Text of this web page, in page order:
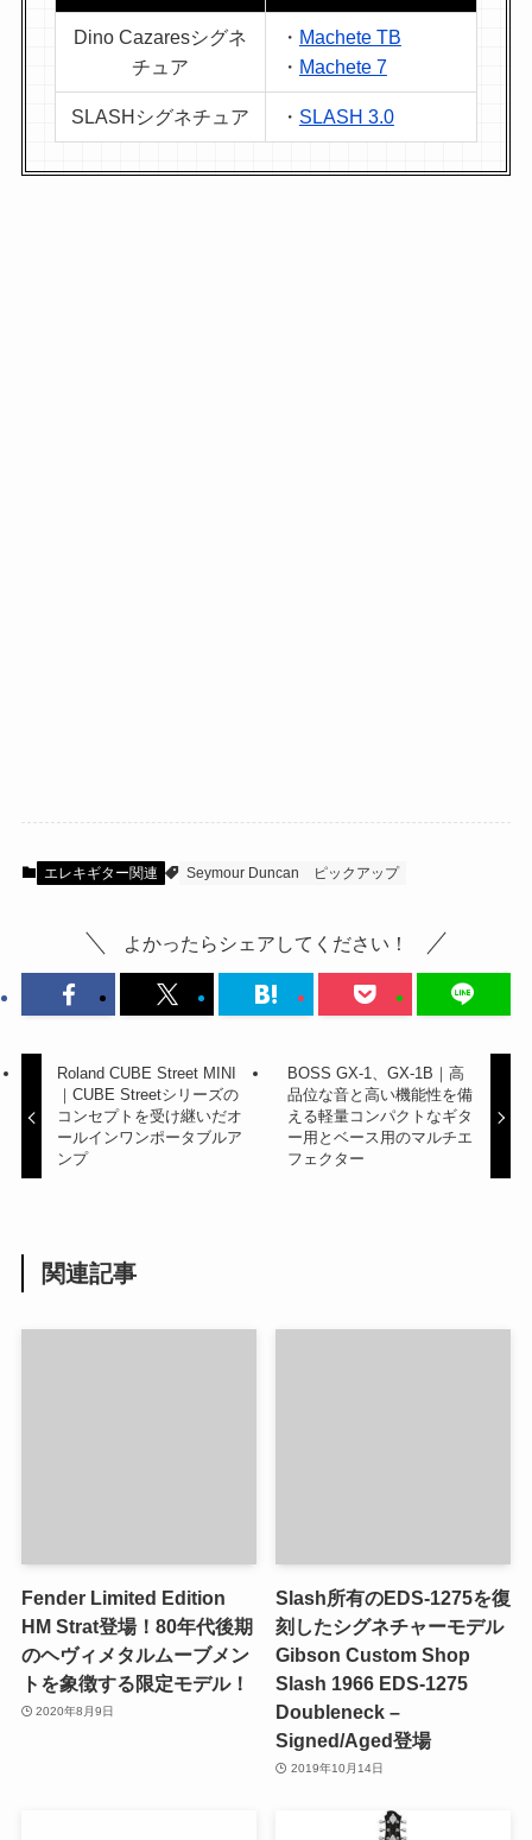
Dino Cazaresシグネ
チュア
・ Machete TB
・ Machete 7
SLASHシグネチュア ・ SLASH 3.0
エレキギター関連 Seymour Duncan ピックアップ
よかったらシェアしてください！
Roland CUBE Street MINI
｜CUBE Streetシリーズの
コンセプトを受け継いだオ
ールインワンポータブルア
ンプ
BOSS GX-1、GX-1B｜高
品位な音と高い機能性を備
える軽量コンパクトなギタ
ー用とベース用のマルチエ
フェクター
関連記事
Fender Limited Edition
HM Strat登場！80年代後期
のヘヴィメタルムーブメン
トを象徴する限定モデル！
2020年8月9日
Slash所有のEDS-1275を復
刻したシグネチャーモデル
Gibson Custom Shop
Slash 1966 EDS-1275
Doubleneck –
Signed/Aged登場
2019年10月14日